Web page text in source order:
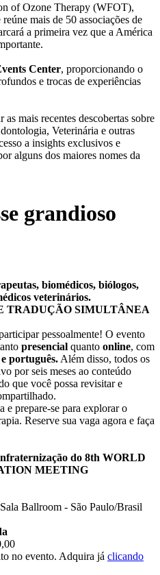
of Ozone Therapy (WFOT),
mais de 50 associações de
a primeira vez que a América
Center, proporcionando o
e trocas de experiências
mais recentes descobertas sobre
Veterinária e outras
a insights exclusivos e
alguns dos maiores nomes da
grandioso
biomédicos, biólogos,
veterinários.
TRADUÇÃO SIMULTÂNEA
pessoalmente! O evento
presencial quanto online, com
português. Além disso, todos os
por seis meses ao conteúdo
que você possa revisitar e
e prepare-se para explorar o
Reserve sua vaga agora e faça
do 8th WORLD
MEETING
Ballroom - São Paulo/Brasil
no evento. Adquira já clicando